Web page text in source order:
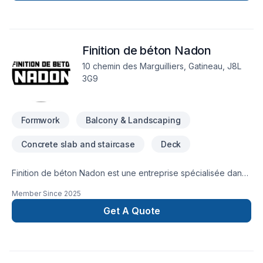
Finition de béton Nadon
10 chemin des Marguilliers, Gatineau, J8L
3G9
Formwork Balcony & Landscaping
Concrete slab and staircase Deck
Finition de béton Nadon est une entreprise spécialisée dans
faire, fiabilité et professionnlisme.Dalle de garagecontour de
piscinetrottoirPerronplancher de béton de tout genre
Member Since 2025
Get A Quote